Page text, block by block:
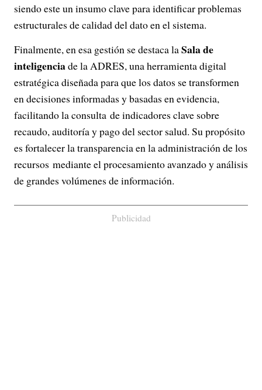
siendo este un insumo clave para identificar problemas
estructurales de calidad del dato en el sistema.
Finalmente, en esa gestión se destaca laSala de
inteligenciade la ADRES, una herramienta digital
estratégica diseñada para que los datos se transformen
en decisiones informadas y basadas en evidencia,
facilitando la consulta de indicadores clave sobre
recaudo, auditoría y pago del sector salud. Su propósito
es fortalecer la transparencia en la administración de los
recursos mediante el procesamiento avanzado y análisis
de grandes volúmenes de información.
Publicidad